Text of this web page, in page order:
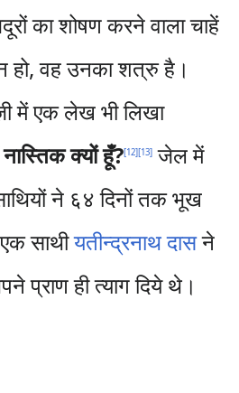
का शोषण करने वाला चाहें
हो, वह उनका शत्रु है।
में एक लेख भी लिखा
क्यों हूँ?[12][13]जेल में
ने ६४ दिनों तक भूख
साथीयतीन्द्रनाथ दासने
प्राण ही त्याग दिये थे।